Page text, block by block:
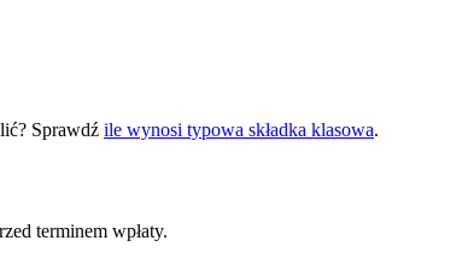
Sprawdź ile wynosi typowa składka klasowa.
terminem wpłaty.